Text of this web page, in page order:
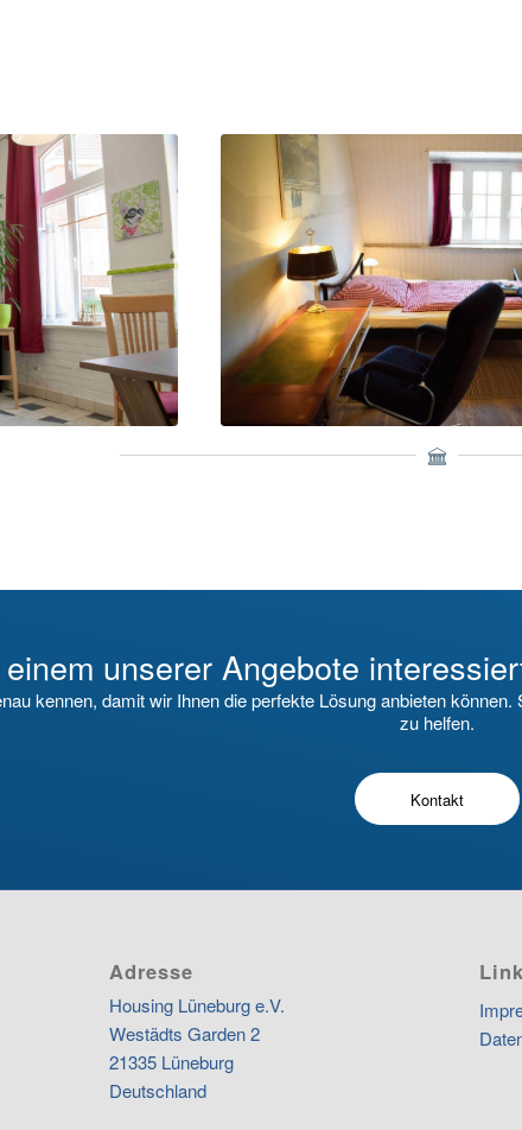
unserer Angebote
kennen, damit wir Ihnen die perfekte Lösung anbieten
zu helfen.
Kontakt
Adresse
Housing Lüneburg e.V.
Westädts Garden 2
21335 Lüneburg
Deutschland